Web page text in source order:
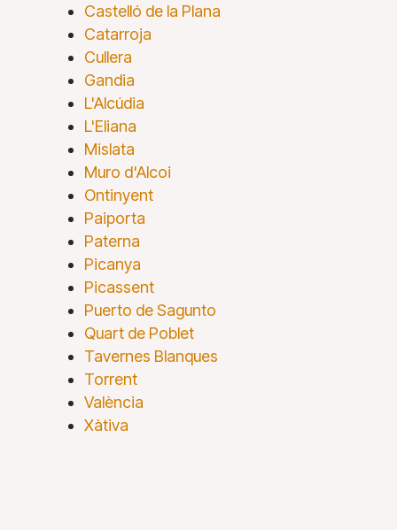
Castelló de la Plana
Catarroja
Cullera
Gandia
L'Alcúdia
L'Eliana
Mislata
Muro d'Alcoi
Ontinyent
Paiporta
Paterna
Picanya
Picassent
Puerto de Sagunto
Quart de Poblet
Tavernes Blanques
Torrent
València
Xàtiva